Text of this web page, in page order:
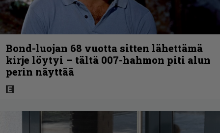
Bond-luojan 68 vuotta sitten lähettämä
kirje löytyi – tältä 007-hahmon piti alun
perin näyttää